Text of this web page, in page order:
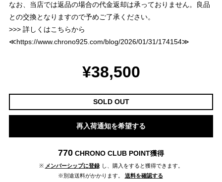
なお、当店では返品の場合の代金返却は承っておりません。良品
との交換となりますので予めご了承ください。
>>> 詳しくはこちらから
≪https://www.chrono925.com/blog/2026/01/31/174154≫
¥38,500
SOLD OUT
再入荷通知を希望する
770 CHRONO CLUB POINT獲得
※ メンバーシップに登録 し、購入をすると獲得できます。
※別途送料がかかります。
送料を確認する